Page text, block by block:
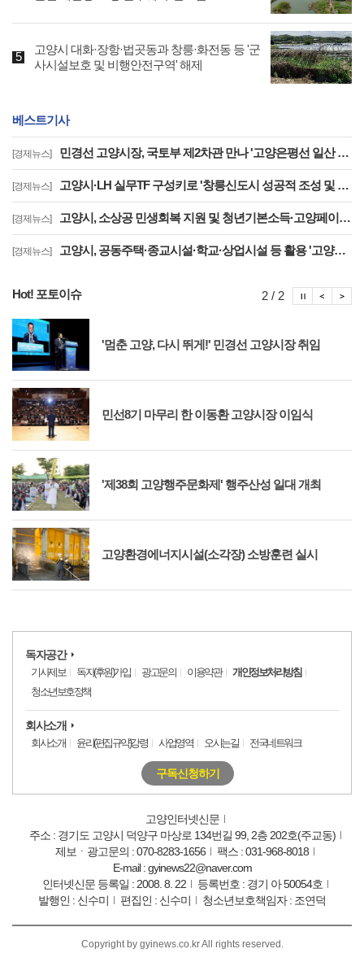
고양시 대화·장항·법곳동과 창릉·화전동 등 '군
사시설보호 및 비행안전구역' 해제
베스트기사
[경제뉴스] 민경선 고양시장, 국토부 제2차관 만나 '고양은평선 일산 연장 반영' 등 요청
[경제뉴스] 고양시·LH 실무TF 구성키로 '창릉신도시 성공적 조성 및 자족기능 강화 협력'
[경제뉴스] 고양시, 소상공 민생회복 지원 및 청년기본소득·고양페이 확대 '도비 매칭 관건'
[경제뉴스] 고양시, 공동주택·종교시설·학교·상업시설 등 활용 '고양형 주차공유제' 추진
Hot! 포토이슈
'멈춘 고양, 다시 뛰게!' 민경선 고양시장 취임
민선8기 마무리 한 이동환 고양시장 이임식
'제38회 고양행주문화제' 행주산성 일대 개최
고양환경에너지시설(소각장) 소방훈련 실시
2 / 2 포
포토이
독자공간
기사제보 독자(후원)가입 광고문의 이용약관
개인정보처리방침
청소년보호정책
회사소개
회사소개 윤리(편집규약)강령 사업영역 오시는길 전국네트워크
구독신청하기
고양인터넷신문
주소 : 경기도 고양시 덕양구 마상로 134번길 99, 2층 202호(주교동)
제보ㆍ광고문의 : 070-8283-1656
팩스 : 031-968-8018
E-mail : gyinews22@naver.com
인터넷신문 등록일 : 2008. 8. 22
등록번호 : 경기 아 50054호
발행인 : 신수미
편집인 : 신수미 청소년보호책임자 : 조연덕
Copyright by gyinews.co.kr All rights reserved.